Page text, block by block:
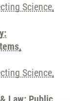
Science,
Science,